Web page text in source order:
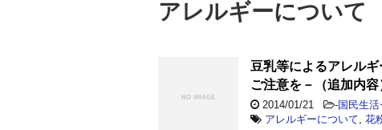
アレルギーについて
豆乳等によるアレル
ご注意を－（追加内
2014/01/21 -国民生
アレルギーについて 花